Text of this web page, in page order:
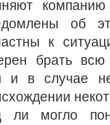
об
к
брать всю
и в случае
ли могло